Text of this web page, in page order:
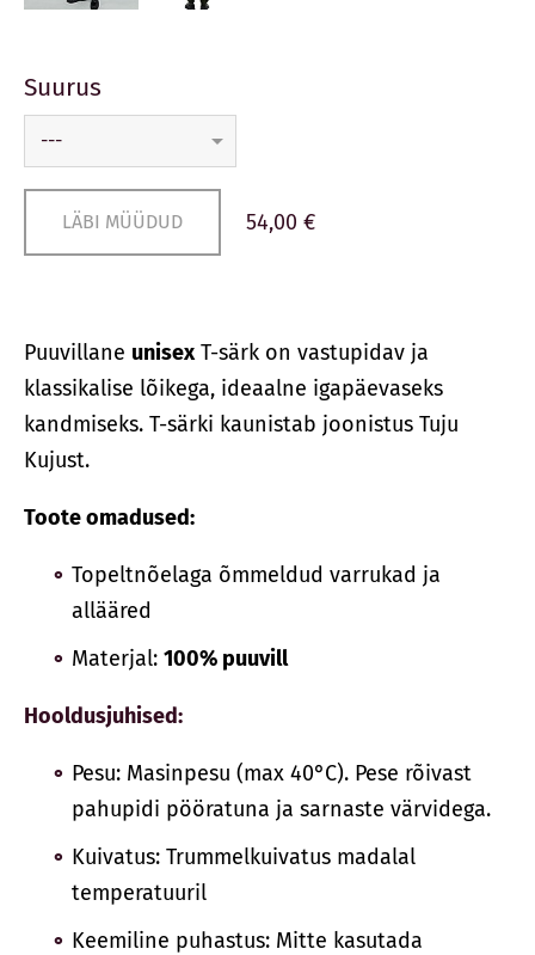
Suurus
LÄBI MÜÜDUD 54,00 €
Puuvillane unisexT-särk on vastupidav ja
klassikalise lõikega, ideaalne igapäevaseks
kandmiseks. T-särki kaunistab joonistus Tuju
Kujust.
Toote omadused:
Topeltnõelaga õmmeldud varrukad ja
allääred
Materjal: 100% puuvill
Hooldusjuhised:
Pesu: Masinpesu (max 40°C). Pese rõivast
pahupidi pööratuna ja sarnaste värvidega.
Kuivatus: Trummelkuivatus madalal
temperatuuril
Keemiline puhastus: Mitte kasutada